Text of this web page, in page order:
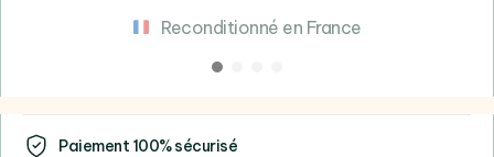
Reconditionné en France
Paiement 100% sécurisé